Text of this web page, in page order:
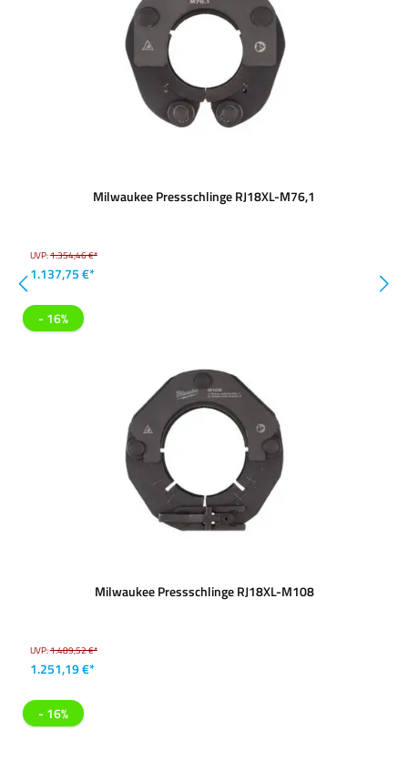
Milwaukee Pressschlinge RJ18XL-M76,1
UVP:1.354,46 €*
1.137,75 €*
- 16%
Milwaukee Pressschlinge RJ18XL-M108
UVP:1.489,52 €*
1.251,19 €*
- 16%